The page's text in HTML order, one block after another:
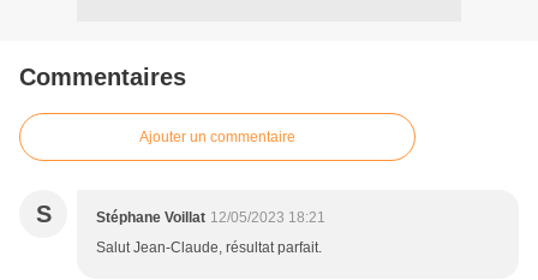
Commentaires
Ajouter un commentaire
S Stéphane Voillat 12/05/2023 18:21
Salut Jean-Claude, résultat parfait.